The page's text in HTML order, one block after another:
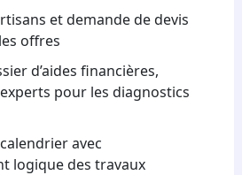
et demande de devis
offres
d’aides financières,
pour les diagnostics
avec
logique des travaux